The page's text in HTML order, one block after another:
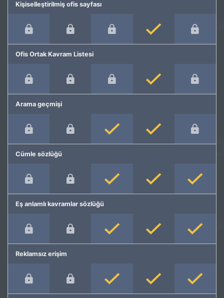
Kişiselleştirilmiş ofis sayfası
Ofis Ortak Kavram Listesi
Arama geçmişi
Cümle sözlüğü
Eş anlamlı kavramlar sözlüğü
Reklamsız erişim